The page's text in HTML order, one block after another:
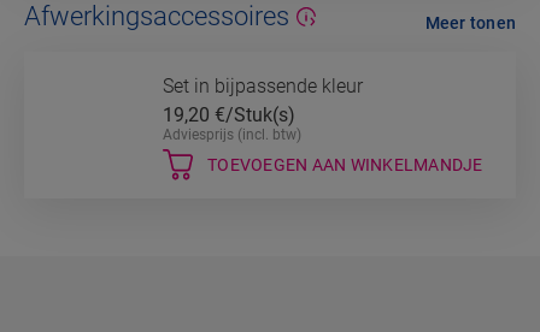
Afwerkingsaccessoires
Set in bijpassende kleur
19,20 €/Stuk(s)
Adviesprijs (incl. btw)
TOEVOEGEN AAN WINKELMANDJE
Meer tonen